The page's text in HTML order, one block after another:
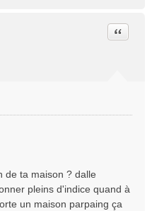
Citer
de ta maison ? dalle
pleins d'indice quand à
un maison parpaing ça